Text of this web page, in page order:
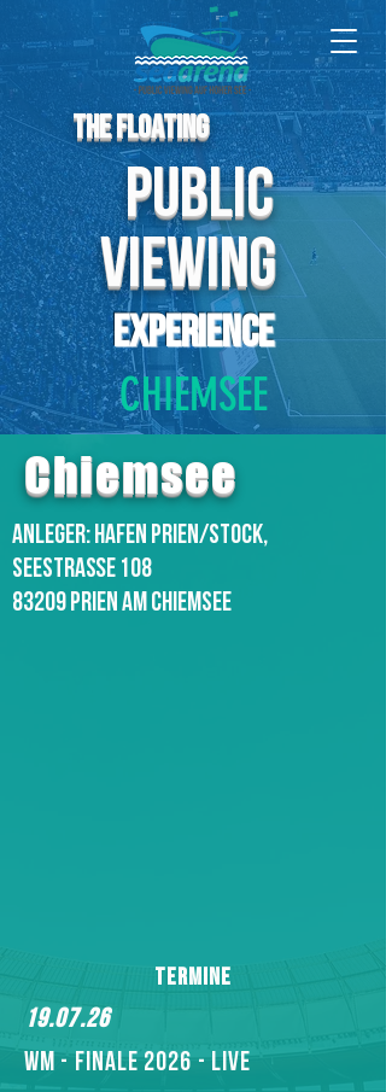
The Floating
Public
Viewing
Experience
CHIEMSEE
Chiemsee
Anleger: Hafen Prien/Stock,
Seestraße 108
83209 Prien am Chiemsee
Termine
19.07.26
WM - FINALE 2026 - LIVE